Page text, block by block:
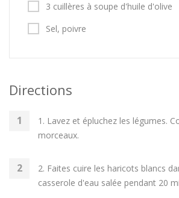
3 cuillères à soupe d'huile d'olive
Sel, poivre
Directions
1. Lavez et épluchez les légumes.
morceaux.
2. Faites cuire les haricots blancs
casserole d'eau salée pendant 20